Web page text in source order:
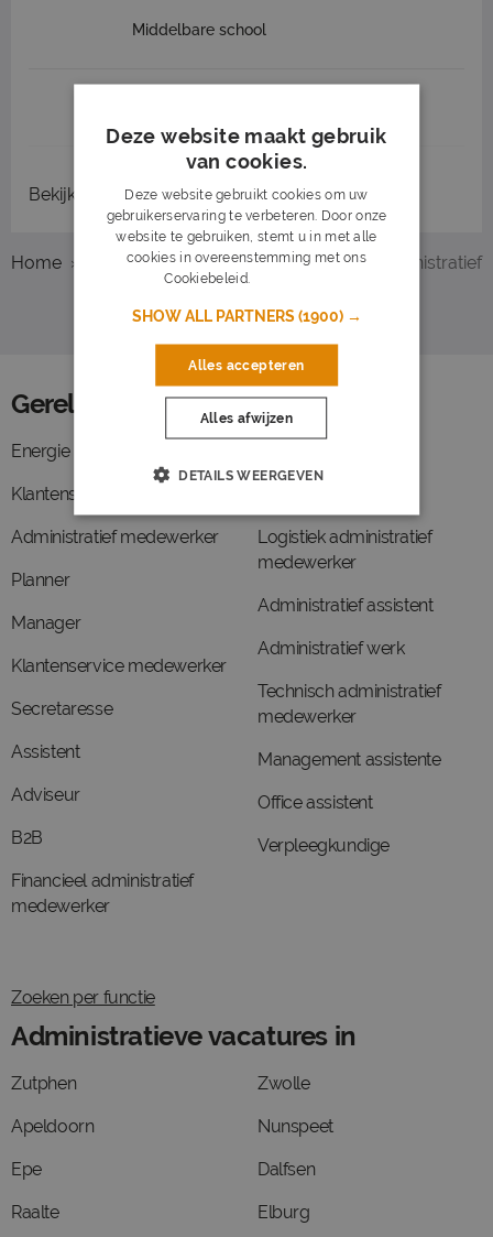
Middelbare school
Bekijk recent gesloten vacatures
Home Overzicht vacatures Deventer Administratief
Gerelateerde functies
Energie
Klantenservice
Administratief medewerker
Planner
Manager
Klantenservice medewerker
Secretaresse
Assistent
Adviseur
B2B
Financieel administratief
medewerker
Logistiek administratief
medewerker
Administratief assistent
Administratief werk
Technisch administratief
medewerker
Management assistente
Office assistent
Verpleegkundige
Zoeken per functie
Administratieve vacatures in
Zutphen
Apeldoorn
Epe
Raalte
Zwolle
Nunspeet
Dalfsen
Elburg
Deze website maakt gebruik
van cookies.
Deze website gebruikt cookies om uw
gebruikerservaring te verbeteren. Door onze
website te gebruiken, stemt u in met alle
cookies in overeenstemming met ons
Cookiebeleid.
SHOW ALL PARTNERS(1900) →
Alles accepteren
Alles afwijzen
DETAILS WEERGEVEN